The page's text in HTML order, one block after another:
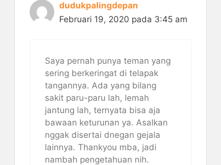
dudukpalingdepan
Februari 19, 2020 pada 3:45 am
Saya pernah punya teman yang
sering berkeringat di telapak
tangannya. Ada yang bilang
sakit paru-paru lah, lemah
jantung lah, ternyata bisa aja
bawaan keturunan ya. Asalkan
nggak disertai dnegan gejala
lainnya. Thankyou mba, jadi
nambah pengetahuan nih.